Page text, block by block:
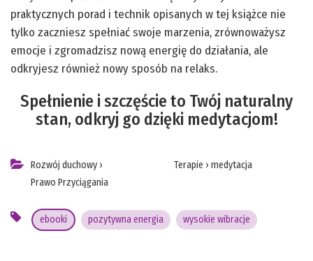
praktycznych porad i technik opisanych w tej książce nie
tylko zaczniesz spełniać swoje marzenia, zrównoważysz
emocje i zgromadzisz nową energię do działania, ale
odkryjesz również nowy sposób na relaks.
Spełnienie i szczęście to Twój naturalny
stan, odkryj go dzięki medytacjom!
Rozwój duchowy ›
Prawo Przyciągania
Terapie › medytacja
ebooki pozytywna energia wysokie wibracje